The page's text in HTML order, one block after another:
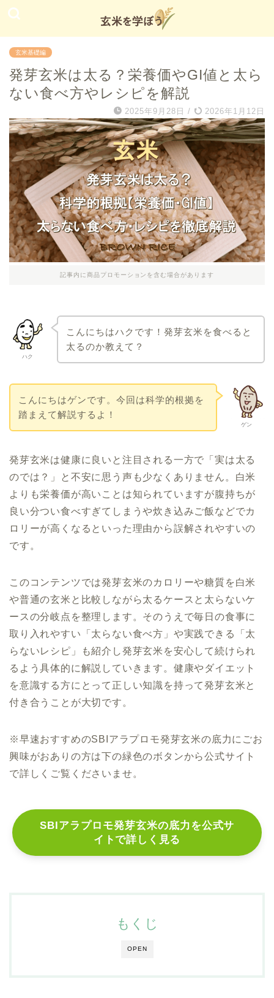
玄米基礎編
発芽玄米は太る？栄養価やGI値と太ら
ない食べ方やレシピを解説
2025年9月28日 / 2026年1月12日
記事内に商品プロモーションを含む場合があります
ハク
こんにちはハクです！発芽玄米を食べると
太るのか教えて？
ゲン
こんにちはゲンです。今回は科学的根拠を
踏まえて解説するよ！
発芽玄米は健康に良いと注目される一方で「実は太る
のでは？」と不安に思う声も少なくありません。白米
よりも栄養価が高いことは知られていますが腹持ちが
良い分つい食べすぎてしまうや炊き込みご飯などでカ
ロリーが高くなるといった理由から誤解されやすいの
です。
このコンテンツでは発芽玄米のカロリーや糖質を白米
や普通の玄米と比較しながら太るケースと太らないケ
ースの分岐点を整理します。そのうえで毎日の食事に
取り入れやすい「太らない食べ方」や実践できる「太
らないレシピ」も紹介し発芽玄米を安心して続けられ
るよう具体的に解説していきます。健康やダイエット
を意識する方にとって正しい知識を持って発芽玄米と
付き合うことが大切です。
※早速おすすめのSBIアラプロモ発芽玄米の底力にごお
興味がおありの方は下の緑色のボタンから公式サイト
で詳しくご覧くださいませ。
SBIアラプロモ発芽玄米の底力を公式サ
イトで詳しく見る
OPEN
もくじ